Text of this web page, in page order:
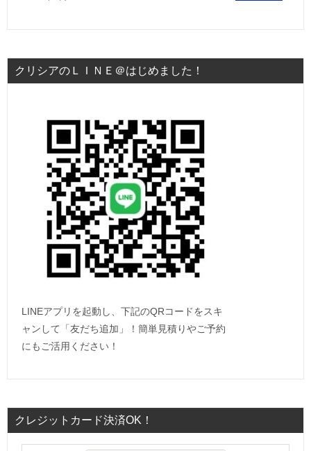
クリシアのＬＩＮＥ＠はじめました！
LINEアプリを起動し、下記のQRコードをスキ
ャンして「友だち追加」！簡単見積りやご予約
にもご活用ください！
クレジットカード決済OK！